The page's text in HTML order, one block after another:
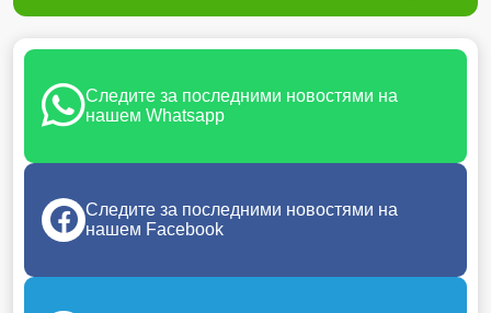
Следите за последними новостями на
нашем Whatsapp
Следите за последними новостями на
нашем Facebook